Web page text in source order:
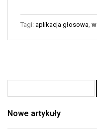
Tagi: aplikacja głosowa,
Nowe artykuły